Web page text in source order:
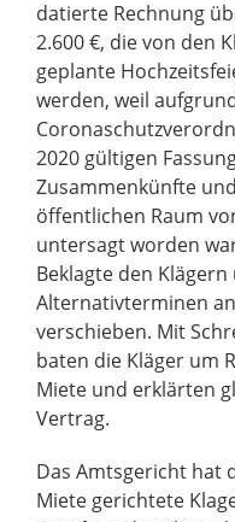
datierte Rechnung
2.600 €, die von den
geplante
werden, weil
2020 gültigen
Zusammenkünfte
öffentlichen Raum
untersagt worden
Beklagte den
Alternativterminen
verschieben. Mit
baten die Kläger um
Miete und erklärten
Vertrag.
Das Amtsgericht hat
Miete gerichtete